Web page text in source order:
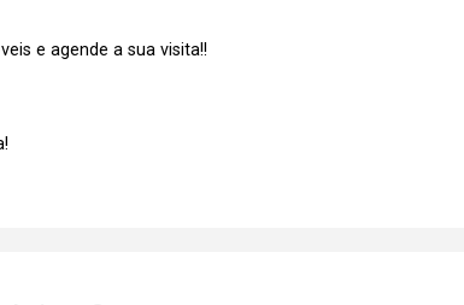
e agende a sua visita!!